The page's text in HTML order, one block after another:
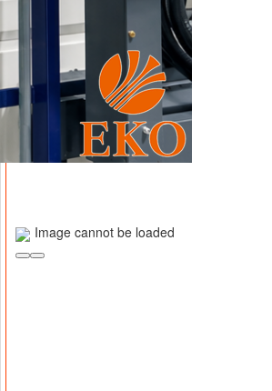
Image cannot be loaded